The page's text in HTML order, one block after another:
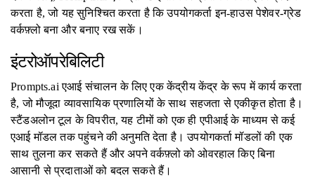
करता है, जो यह सुनिश्चित करता है कि उपयोगकर्ता इन-हाउस पेशेवर-ग्रेड
वर्कफ़्लो बना और बनाए रख सकें।
इंटरोऑपरेबिलिटी
Prompts.ai एआई संचालन के लिए एक केंद्रीय केंद्र के रूप में कार्य करता
है, जो मौजूदा व्यावसायिक प्रणालियों के साथ सहजता से एकीकृत होता है।
स्टैंडअलोन टूल के विपरीत, यह टीमों को एक ही एपीआई के माध्यम से कई
एआई मॉडल तक पहुंचने की अनुमति देता है। उपयोगकर्ता मॉडलों की एक
साथ तुलना कर सकते हैं और अपने वर्कफ़्लो को ओवरहाल किए बिना
आसानी से प्रदाताओं को बदल सकते हैं।